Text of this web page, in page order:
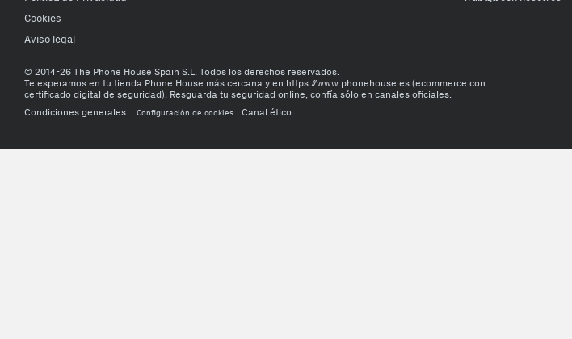
Cookies
Aviso legal
© 2014-26 The Phone House Spain S.L. Todos los derechos reservados.
Te esperamos en tu tienda Phone House más cercana y en https://www.phonehouse.es (ecommerce con
certificado digital de seguridad). Resguarda tu seguridad online, confía sólo en canales oficiales.
Condiciones generales
Configuración de cookies Canal ético